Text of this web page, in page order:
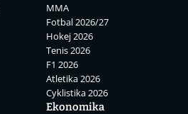
MMA
Fotbal 2026/27
Hokej 2026
Tenis 2026
F1 2026
Atletika 2026
Cyklistika 2026
Ekonomika